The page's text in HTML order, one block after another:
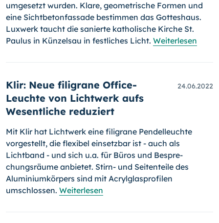
umgesetzt wurden. Klare, geometrische Formen und
eine Sichtbetonfassade bestimmen das Gotteshaus.
Luxwerk taucht die sanierte katholische Kirche St.
Paulus in Künzelsau in festliches Licht. Weiterlesen
Klir: Neue filigrane Office-
Leuchte von Lichtwerk aufs
Wesentliche reduziert
24.06.2022
Mit Klir hat Lichtwerk eine filigrane Pendelleuchte
vorgestellt, die flexibel einsetzbar ist - auch als
Lichtband - und sich u.a. für Büros und Bespre­
chungsräume anbietet. Stirn- und Seitenteile des
Aluminiumkörpers sind mit Acrylglasprofilen
umschlossen. Weiterlesen